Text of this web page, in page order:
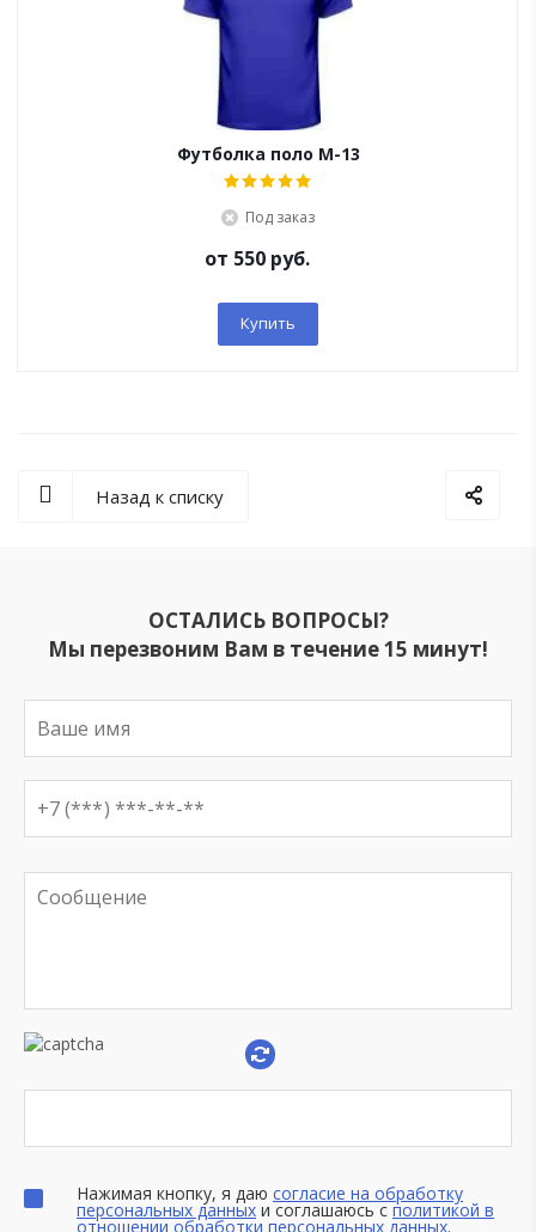
Футболка поло М-13
Под заказ
от 550 руб.
Купить
Назад к списку
ОСТАЛИСЬ ВОПРОСЫ?
Мы перезвоним Вам в течение 15 минут!
Нажимая кнопку, я даю согласие на обработку
персональных данных и соглашаюсь с политикой в
отношении обработки персональных данных.